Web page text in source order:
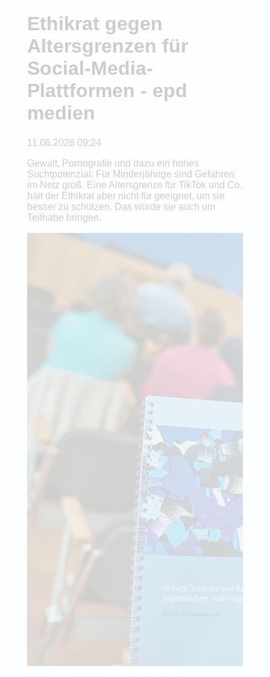
Ethikrat gegen
Altersgrenzen für
Social-Media-
Plattformen - epd
medien
11.06.2026 09:24
Gewalt, Pornografie und dazu ein hohes
Suchtpotenzial: Für Minderjährige sind Gefahren
im Netz groß. Eine Altersgrenze für TikTok und Co.
hält der Ethikrat aber nicht für geeignet, um sie
besser zu schützen. Das würde sie auch um
Teilhabe bringen.